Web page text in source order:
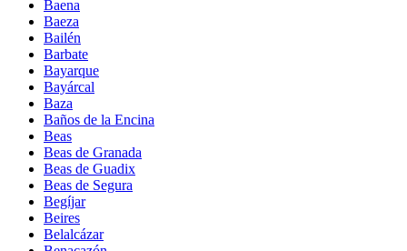
Baena
Baeza
Bailén
Barbate
Bayarque
Bayárcal
Baza
Baños de la Encina
Beas
Beas de Granada
Beas de Guadix
Beas de Segura
Begíjar
Beires
Belalcázar